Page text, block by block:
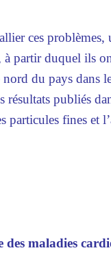
ces problèmes,
à partir duquel ils
nord du pays dans
résultats publiés
particules fines et
des maladies